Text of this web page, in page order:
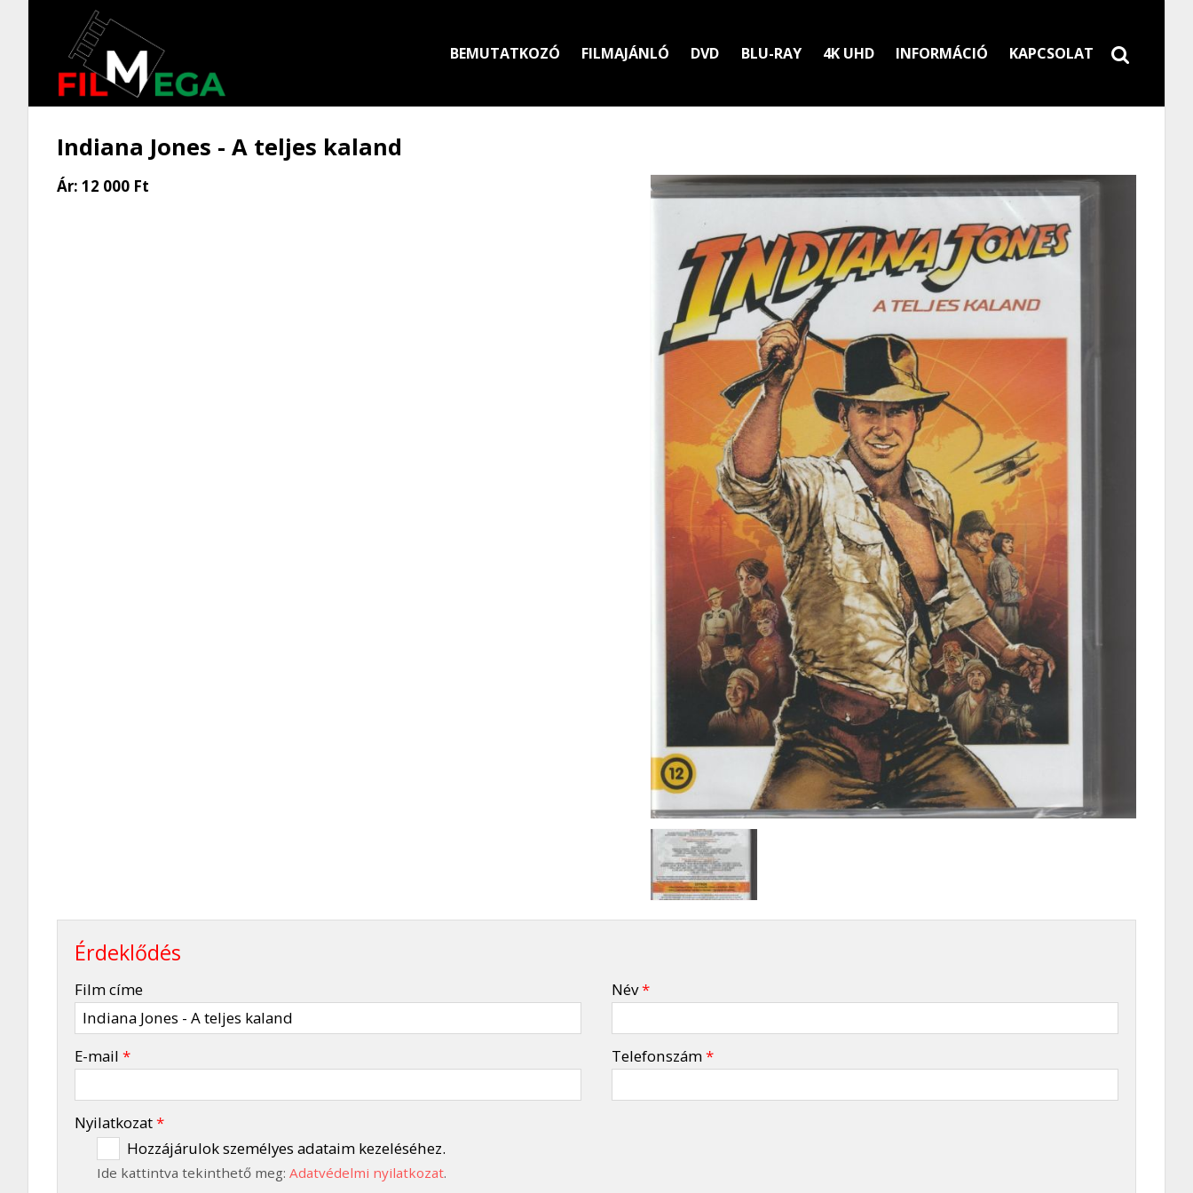
BEMUTATKOZÓ FILMAJÁNLÓ DVD BLU-RAY 4K UHD INFORMÁCIÓ KAPCSOLAT
Indiana Jones - A teljes kaland
Ár: 12 000 Ft
Érdeklődés
Film címe Név*
E-mail * Telefonszám*
Nyilatkozat*
Hozzájárulok személyes adataim kezeléséhez.
Ide kattintva tekinthető meg:Adatvédelmi nyilatkozat.